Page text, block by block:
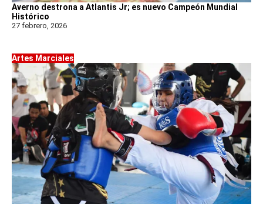
Averno destrona a Atlantis Jr; es nuevo Campeón Mundial
Histórico
27 febrero, 2026
Artes Marciales